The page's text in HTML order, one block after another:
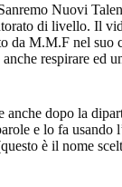
Nuovi
di livello. Il
da M.M.F nel suo
respirare ed
dopo la
e lo fa usando
è il nome